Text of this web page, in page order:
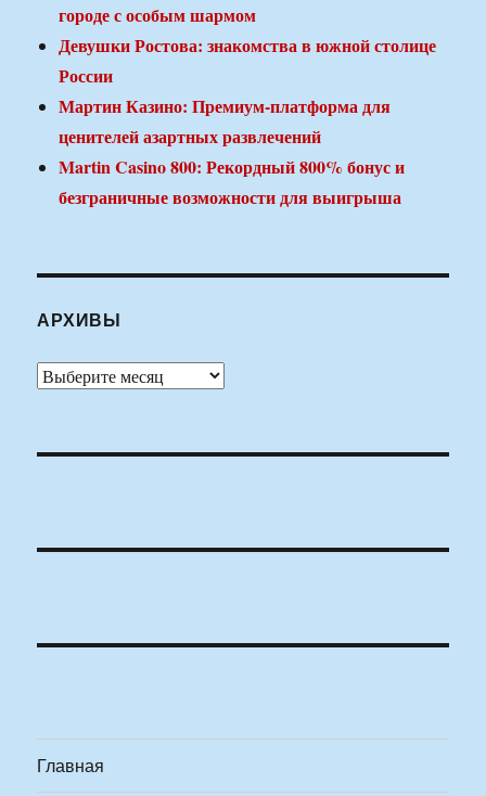
городе с особым шармом
Девушки Ростова: знакомства в южной столице
России
Мартин Казино: Премиум-платформа для
ценителей азартных развлечений
Martin Casino 800: Рекордный 800% бонус и
безграничные возможности для выигрыша
АРХИВЫ
Архивы
Главная